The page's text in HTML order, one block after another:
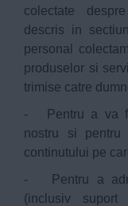
colectate
descris in
personal
produselor si
trimise catre
- Pentru a va
nostru si pentru
continutului pe
- Pentru a
(inclusiv suport